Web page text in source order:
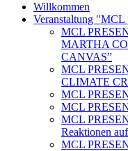
Willkommen
Veranstaltung "MCL
MCL
MARTHA
CANVAS”
MCL
CLIMATE
MCL
MCL
MCL
Reaktionen
MCL